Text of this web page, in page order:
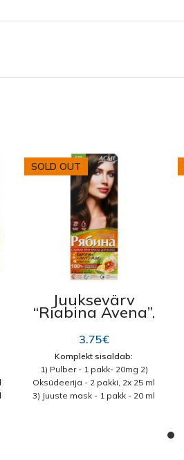
SOLD OUT
Juuksevärv
“Rjabina Avena”,
3.75€
Komplekt sisaldab:
1) Pulber - 1 pakk- 20mg 2)
Oksüdeerija - 2 pakki, 2x 25 ml
3) Juuste mask - 1 pakk - 20 ml